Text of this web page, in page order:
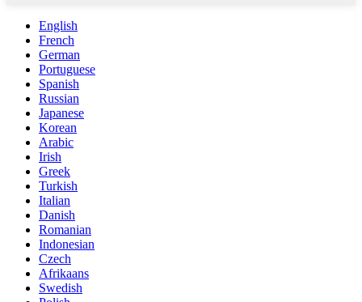
English
French
German
Portuguese
Spanish
Russian
Japanese
Korean
Arabic
Irish
Greek
Turkish
Italian
Danish
Romanian
Indonesian
Czech
Afrikaans
Swedish